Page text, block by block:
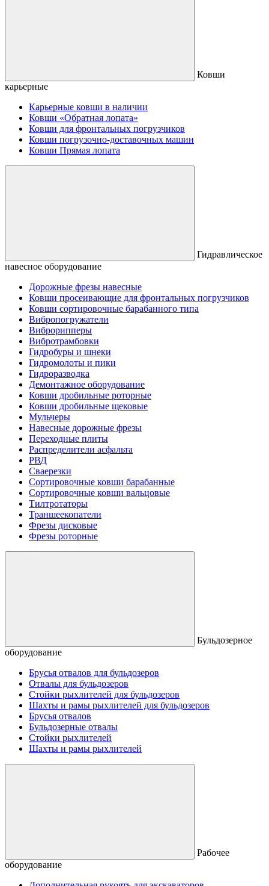
Ковши
карьерные
Карьерные ковши в наличии
Ковши «Обратная лопата»
Ковши для фронтальных погрузчиков
Ковши погрузочно-доставочных машин
Ковши Прямая лопата
Гидравлическое
навесное оборудование
Дорожные фрезы навесные
Ковши просеивающие для фронтальных погрузчиков
Ковши сортировочные барабанного типа
Вибропогружатели
Виброрипперы
Вибротрамбовки
Гидробуры и шнеки
Гидромолоты и пики
Гидроразводка
Демонтажное оборудование
Ковши дробильные роторные
Ковши дробильные щековые
Мульчеры
Навесные дорожные фрезы
Переходные плиты
Распределители асфальта
РВД
Сваерезки
Сортировочные ковши барабанные
Сортировочные ковши вальцовые
Тилтротаторы
Траншеекопатели
Фрезы дисковые
Фрезы роторные
Бульдозерное
оборудование
Брусья отвалов для бульдозеров
Отвалы для бульдозеров
Стойки рыхлителей для бульдозеров
Шахты и рамы рыхлителей для бульдозеров
Брусья отвалов
Бульдозерные отвалы
Стойки рыхлителей
Шахты и рамы рыхлителей
Рабочее
оборудование